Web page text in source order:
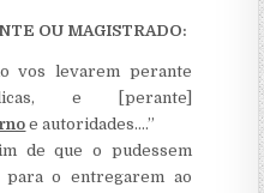
OU MAGISTRADO:
vos levarem perante
e [perante]
e autoridades….”
de que o pudessem
para o entregarem ao